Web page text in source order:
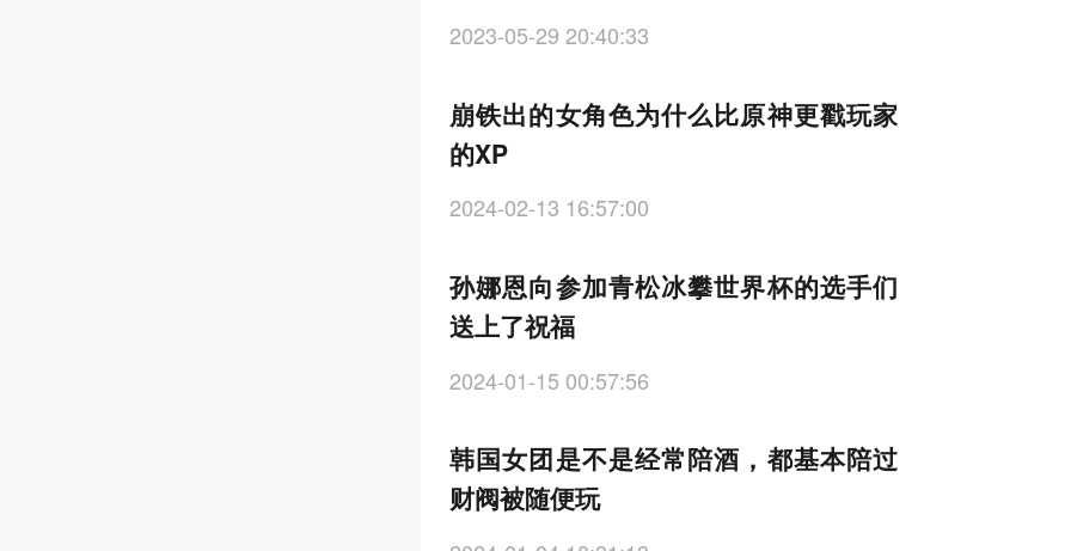
2023-05-29 20:40:33
崩铁出的女角色为什么比原神更戳玩家
的XP
2024-02-13 16:57:00
孙娜恩向参加青松冰攀世界杯的选手们
送上了祝福
2024-01-15 00:57:56
韩国女团是不是经常陪酒，都基本陪过
财阀被随便玩